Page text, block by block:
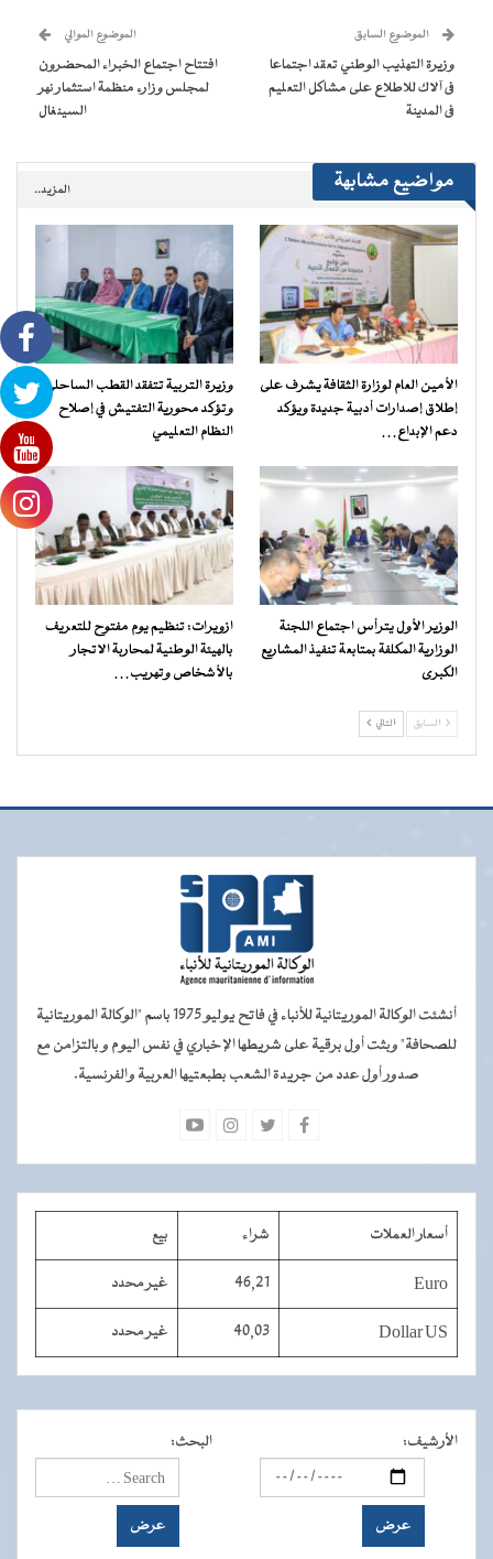
نافذة
جديدة)
الموضوع السابق
وزيرة التهذيب الوطني تعقد اجتماعا
فى آلاك للاطلاع على مشاكل التعليم
فى المدينة
الموضوع الموالي
افتتاح اجتماع الخبراء المحضرون
لمجلس وزارء منظمة استثمار نهر
السينغال
مواضيع مشابهة المزيد..
الأمين العام لوزارة الثقافة يشرف على
إطلاق إصدارات أدبية جديدة ويؤكد
دعم الإبداع…
وزيرة التربية تتفقد القطب الساحلي
وتؤكد محورية التفتيش في إصلاح
النظام التعليمي
الوزير الأول يترأس اجتماع اللجنة
الوزارية المكلفة بمتابعة تنفيذ المشاريع
الكبرى
ازويرات: تنظيم يوم مفتوح للتعريف
بالهيئة الوطنية لمحاربة الاتجار
بالأشخاص وتهريب…
السابق التالي
أنشئت الوكالة الموريتانية للأنباء في فاتح يوليو 1975 باسم "الوكالة الموريتانية
للصحافة" وبثت أول برقية على شريطها الإخباري في نفس اليوم و بالتزامن مع
صدور أول عدد من جريدة الشعب بطبعتيها العربية والفرنسية.
أسعار العملات شراء بيع
Euro
46,21 غير محدد
Dollar US
40,03 غير محدد
الأرشيف: البحث: